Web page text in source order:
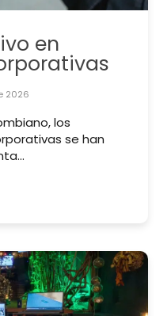
en
2026
los
se han